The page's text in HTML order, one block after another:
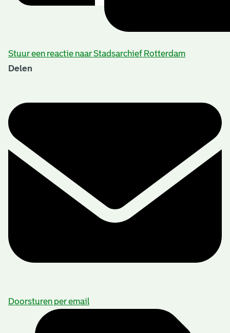
Stuur een reactie naar Stadsarchief Rotterdam
Delen
Doorsturen per email